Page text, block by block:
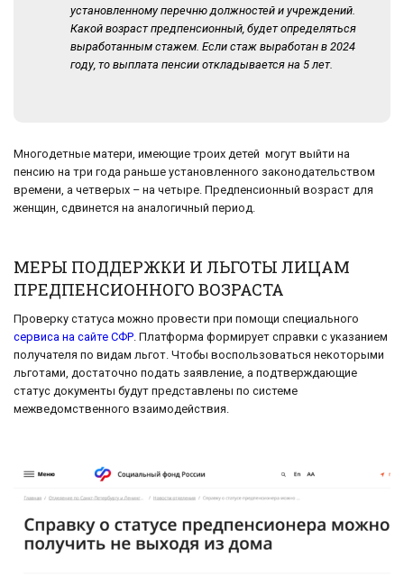
установленному перечню должностей и учреждений.
Какой возраст предпенсионный, будет определяться
выработанным стажем. Если стаж выработан в 2024
году, то выплата пенсии откладывается на 5 лет.
Многодетные матери, имеющие троих детей могут выйти на
пенсию на три года раньше установленного законодательством
времени, а четверых – на четыре. Предпенсионный возраст для
женщин, сдвинется на аналогичный период.
МЕРЫ ПОДДЕРЖКИ И ЛЬГОТЫ ЛИЦАМ
ПРЕДПЕНСИОННОГО ВОЗРАСТА
Проверку статуса можно провести при помощи специального
сервиса на сайте СФР . Платформа формирует справки с указанием
получателя по видам льгот. Чтобы воспользоваться некоторыми
льготами, достаточно подать заявление, а подтверждающие
статус документы будут представлены по системе
межведомственного взаимодействия.